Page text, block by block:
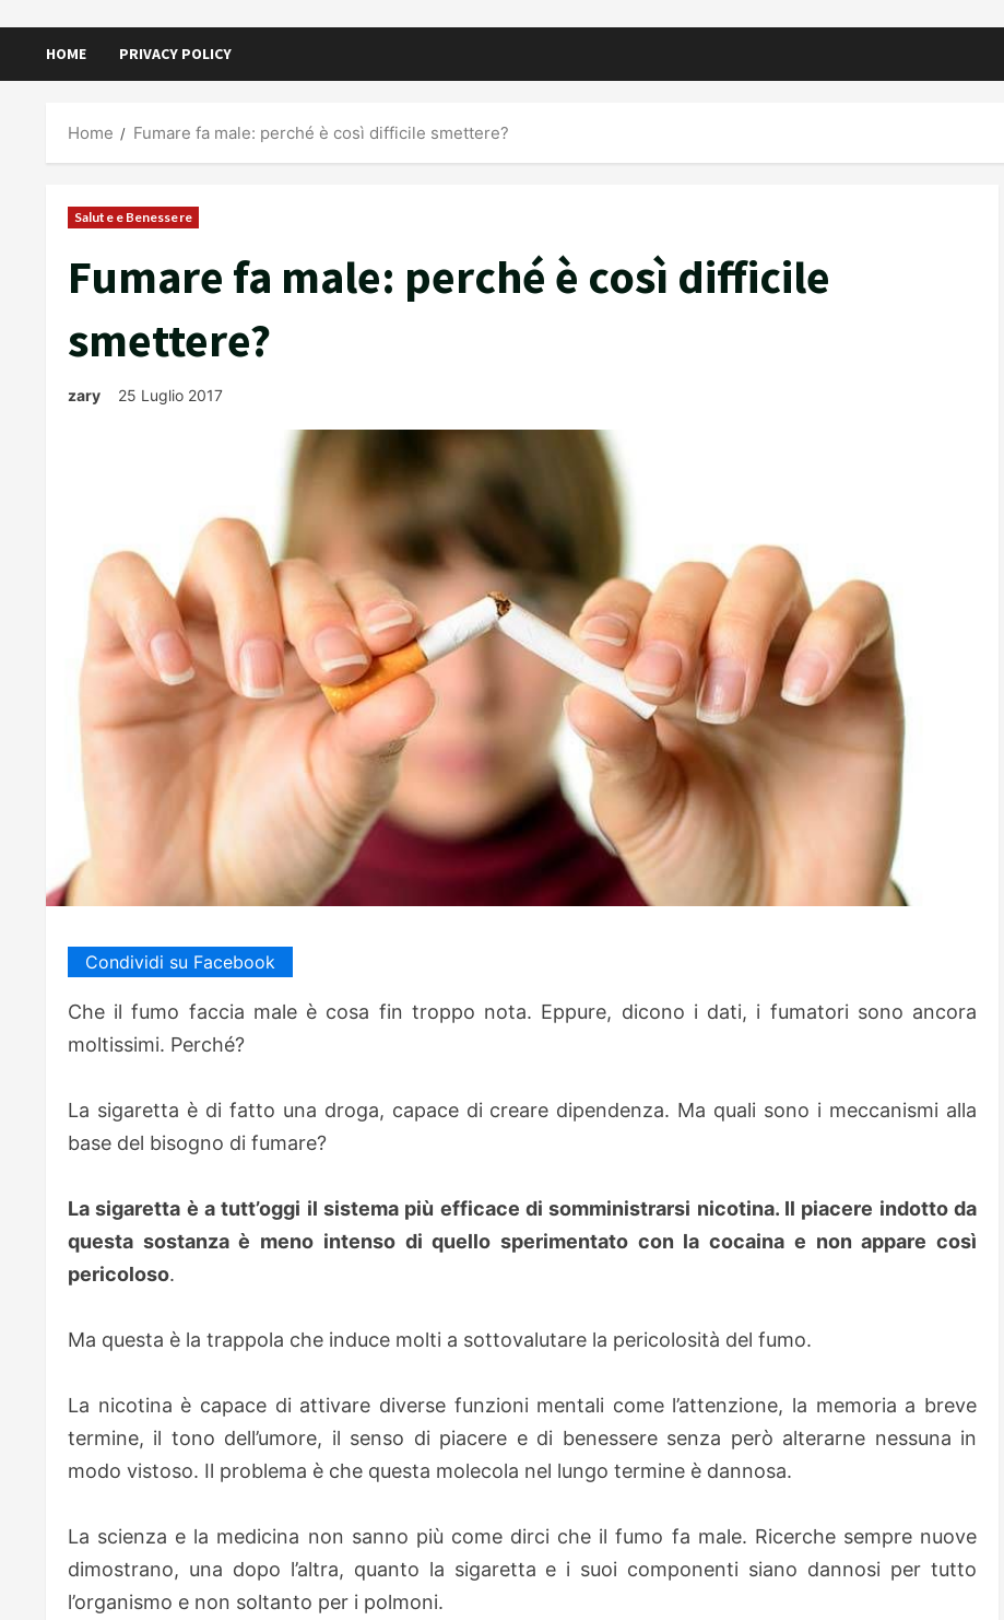
HOME PRIVACY POLICY
Home Fumare fa male: perché è così difficile smettere?
Salute e Benessere
Fumare fa male: perché è così difficile
smettere?
zary 25 Luglio 2017
Condividi su Facebook
Che il fumo faccia male è cosa fin troppo nota. Eppure, dicono i dati, i fumatori sono ancora
moltissimi. Perché?
La sigaretta è di fatto una droga, capace di creare dipendenza. Ma quali sono i meccanismi alla
base del bisogno di fumare?
La sigaretta è a tutt’oggi il sistema più efficace di somministrarsi nicotina. Il piacere indotto da
questa sostanza è meno intenso di quello sperimentato con la cocaina e non appare così
pericoloso.
Ma questa è la trappola che induce molti a sottovalutare la pericolosità del fumo.
La nicotina è capace di attivare diverse funzioni mentali come l’attenzione, la memoria a breve
termine, il tono dell’umore, il senso di piacere e di benessere senza però alterarne nessuna in
modo vistoso. Il problema è che questa molecola nel lungo termine è dannosa.
La scienza e la medicina non sanno più come dirci che il fumo fa male. Ricerche sempre nuove
dimostrano, una dopo l’altra, quanto la sigaretta e i suoi componenti siano dannosi per tutto
l’organismo e non soltanto per i polmoni.